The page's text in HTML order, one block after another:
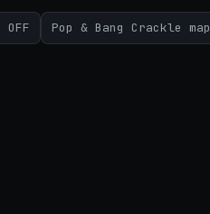
OFF Pop & Bang Crackle map